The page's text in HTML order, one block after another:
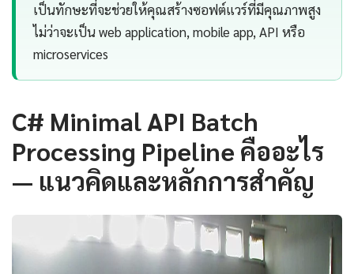
เป็นทักษะที่จะช่วยให้คุณสร้างซอฟต์แวร์ที่มีคุณภาพสูง
ไม่ว่าจะเป็น web application, mobile app, API หรือ
microservices
C# Minimal API Batch
Processing Pipeline คืออะไร
— แนวคิดและหลักการสำคัญ